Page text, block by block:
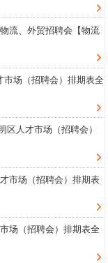
流、外贸招聘会【物流
市场（招聘会）排期表全
区人才市场（招聘会）
市场（招聘会）排期表
场（招聘会）排期表全